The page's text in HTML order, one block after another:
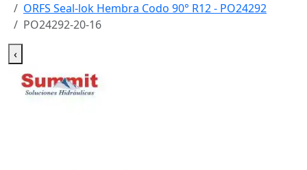
ORFS Seal-lok Hembra Codo 90° R12 - PO24292
PO24292-20-16
‹